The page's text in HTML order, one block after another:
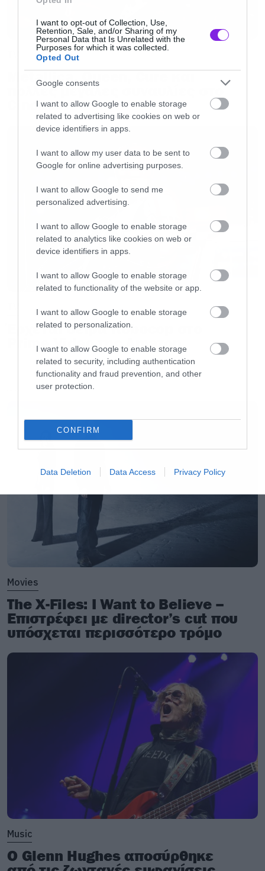
I want to opt-out of Collection, Use,
Retention, Sale, and/or Sharing of my
Personal Data that Is Unrelated with the
Purposes for which it was collected.
Opted Out
Google consents
I want to allow Google to enable storage
related to advertising like cookies on web or
device identifiers in apps.
I want to allow my user data to be sent to
Google for online advertising purposes.
I want to allow Google to send me
personalized advertising.
I want to allow Google to enable storage
related to analytics like cookies on web or
device identifiers in apps.
I want to allow Google to enable storage
related to functionality of the website or app.
I want to allow Google to enable storage
related to personalization.
I want to allow Google to enable storage
related to security, including authentication
functionality and fraud prevention, and other
user protection.
CONFIRM
Data Deletion Data Access Privacy Policy
https://youtu.be/BKYJ5AIOU9I
Έντονη φημολογία για επιστροφή του Office!
Ιστορική συμφωνία σεναριογράφων-στούντιο,
πάει για λήξη η απεργία
Οι Iron Maiden θα παίξουν support μετά από
για πρώτη φορά το Brave New World
Ακολουθήστε το Roxx στοGoogle Newsγια να
για μουσική, σειρές και
ταινίες. Ακολουθήστε μας
στο spotify
για νέα
μουσική κάθε εβδομάδα. Στο instagram μας
βρίσκετεεδώ.
Metallica, Queen, Cure και
πολλές μεγάλες συναυλίες στο
Cinobo!
Έρχεται σειρά Robocop στο
Prime Video της Amazon
Movies
The X-Files: I Want to Believe –
Επιστρέφει με director’s cut που
υπόσχεται περισσότερο τρόμο
Music
Ο Glenn Hughes αποσύρθηκε